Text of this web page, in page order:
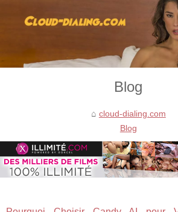
Blog
cloud-dialing.com
Blog